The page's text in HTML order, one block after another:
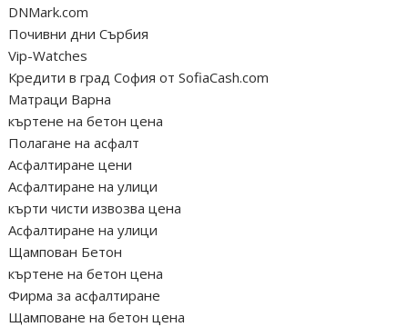
DNMark.com
Почивни дни Сърбия
Vip-Watches
Кредити в град София от SofiaCash.com
Матраци Варна
къртене на бетон цена
Полагане на асфалт
Асфалтиране цени
Асфалтиране на улици
кърти чисти извозва цена
Асфалтиране на улици
Щампован Бетон
къртене на бетон цена
Фирма за асфалтиране
Щамповане на бетон цена